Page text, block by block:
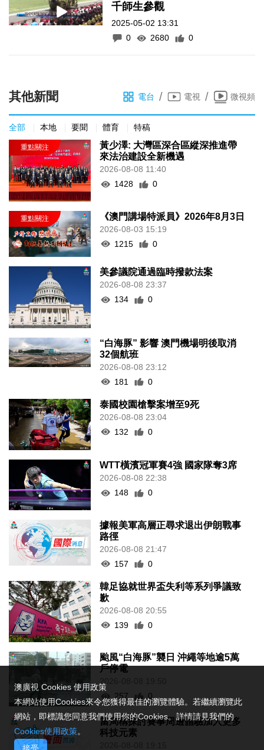
千師生參觀
2025-05-02 13:31
0
2680 0
其他新聞 電台 / 電視 / 微視頻
全部 本地 要聞 體育 特稿
黃少澤: 大灣區深合區縱深推進帶
來法治建設全新機遇
2026-08-08 11:40
1428
0
《澳門講場特派員》2026年8月3日
2026-08-03 15:19
1215
0
美參議院通過臨時撥款法案
2026-08-08 23:37
134
0
“白海豚” 影響 澳門機場明後取消
32個航班
2026-08-08 23:12
181
0
泰國校園槍擊案增至9死
2026-08-08 23:04
132
0
WTT橫濱冠軍賽4強 國家隊奪3席
2026-08-08 22:38
148
0
據報美軍高層正尋求退出伊朗戰事
路徑
2026-08-08 21:47
157
0
韓足協就世界盃失利等系列爭議致
歉
2026-08-08 20:55
139
0
颱風“白海豚”襲日 沖繩等地逾5萬
戶停電
2026-08-08 19:50
257
0
當局稱探討賽事周邊體驗加入更多
科技元素
澳廣視 Cookies 使用政策
本網站使用Cookies來令您獲得最佳的瀏覽體驗。若繼續瀏覽此
網站，即標識您同意我們使用你的Cookies。詳情請見我們的
Cookies使用政策。